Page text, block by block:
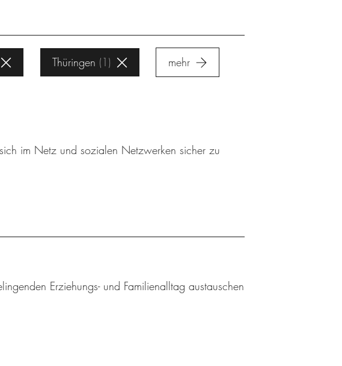
Thüringen 1 mehr
im Netz und sozialen Netzwerken sicher zu
Erziehungs- und Familienalltag austauschen